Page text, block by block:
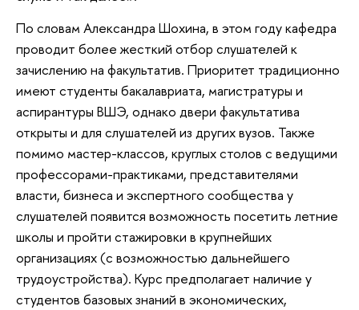
По словам Александра Шохина, в этом году кафедра
проводит более жесткий отбор слушателей к
зачислению на факультатив. Приоритет традиционно
имеют студенты бакалавриата, магистратуры и
аспирантуры ВШЭ, однако двери факультатива
открыты и для слушателей из других вузов. Также
помимо мастер-классов, круглых столов с ведущими
профессорами-практиками, представителями
власти, бизнеса и экспертного сообщества у
слушателей появится возможность посетить летние
школы и пройти стажировки в крупнейших
организациях (с возможностью дальнейшего
трудоустройства). Курс предполагает наличие у
студентов базовых знаний в экономических,